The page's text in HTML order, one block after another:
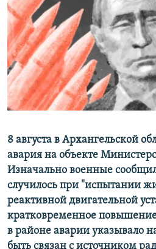
СОВЕТЫ ПРАВОЗАЩИТНИКОВ
ПРОПАВШИЕ БЕЗ ВЕСТИ
ПОБЕДИТЕЛЕЙ НЕ СУДЯТ?
КРЫМ.НЕПОКОРЕННЫЙ
ELIFBE
Українською
Qırımtatar
ПРИСОЕДИНЯЙТЕСЬ!
Все сайты RFE/RL
8 августа в Архангельской
авария на объекте
Изначально военные
случилось при "испытании
реактивной двигательной
кратковременное
в районе аварии указывало
быть связан с источником